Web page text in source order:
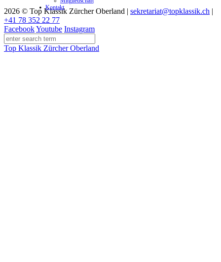
2026 © Top Klassik Zürcher Oberland | sekretariat@topklassik.ch |
+41 78 352 22 77
FacebookYoutube Instagram
Top Klassik Zürcher Oberland
Kontakt